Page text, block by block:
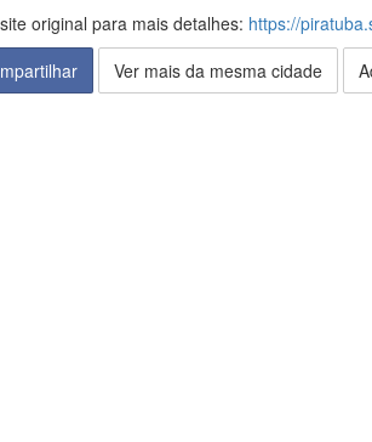
original para mais detalhes: https://
Ver mais da mesma cidade